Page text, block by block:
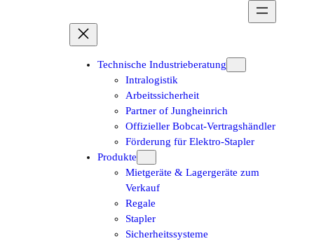
Technische Industrieberatung
Intralogistik
Arbeitssicherheit
Partner of Jungheinrich
Offizieller Bobcat-Vertragshändler
Förderung für Elektro-Stapler
Produkte
Mietgeräte & Lagergeräte zum
Verkauf
Regale
Stapler
Sicherheitssysteme